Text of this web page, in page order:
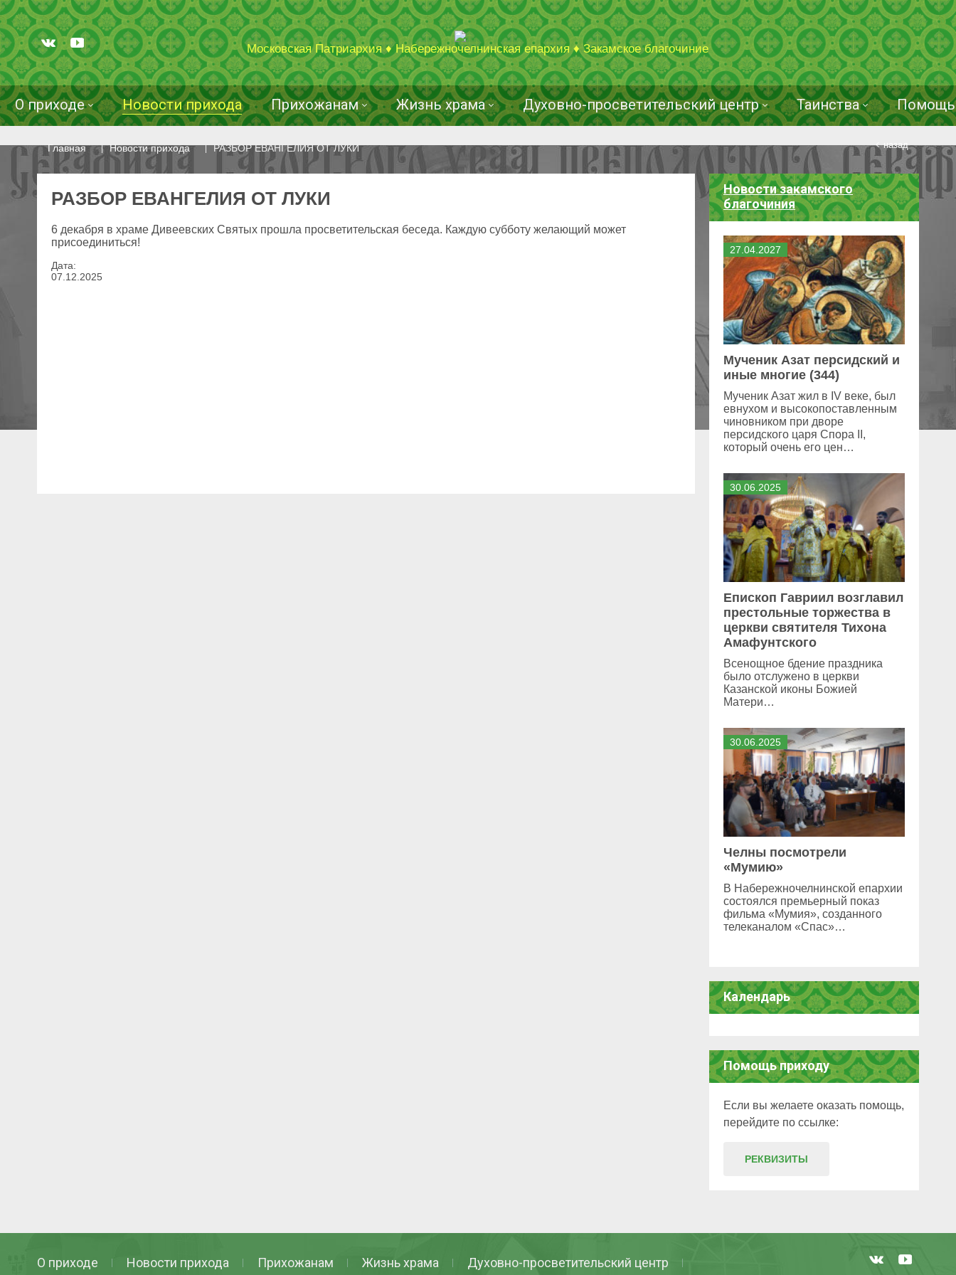
Московская Патриархия ♦ Набережночелнинская епархия ♦ Закамское благочиние
О приходе Новости прихода Прихожанам Жизнь храма Духовно-просветительский центр Таинства Помощь
Главная Новости прихода РАЗБОР ЕВАНГЕЛИЯ ОТ ЛУКИ назад
Новости закамского
благочиния
27 04 2027
Мученик Азат персидский и
иные многие (344)
Мученик Азат жил в IV веке, был
евнухом и высокопоставленным
чиновником при дворе
персидского царя Спора II,
который очень его цен…
30 06 2025
Епископ Гавриил возглавил
престольные торжества в
церкви святителя Тихона
Амафунтского
Всенощное бдение праздника
было отслужено в церкви
Казанской иконы Божией
Матери…
30 06 2025
Челны посмотрели
«Мумию»
В Набережночелнинской епархии
состоялся премьерный показ
фильма «Мумия», созданного
телеканалом «Спас»…
Календарь
Помощь приходу
Если вы желаете оказать помощь,
перейдите по ссылке:
РЕКВИЗИТЫ
РАЗБОР ЕВАНГЕЛИЯ ОТ ЛУКИ
6 декабря в храме Дивеевских Святых прошла просветительская беседа. Каждую субботу желающий может
присоединиться!
Дата:
07 12 2025
О приходе Новости прихода Прихожанам Жизнь храма Духовно-просветительский центр